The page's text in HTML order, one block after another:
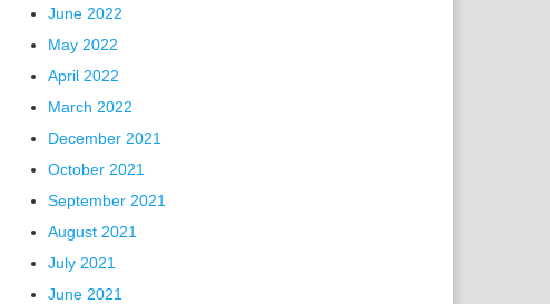
June 2022
May 2022
April 2022
March 2022
December 2021
October 2021
September 2021
August 2021
July 2021
June 2021